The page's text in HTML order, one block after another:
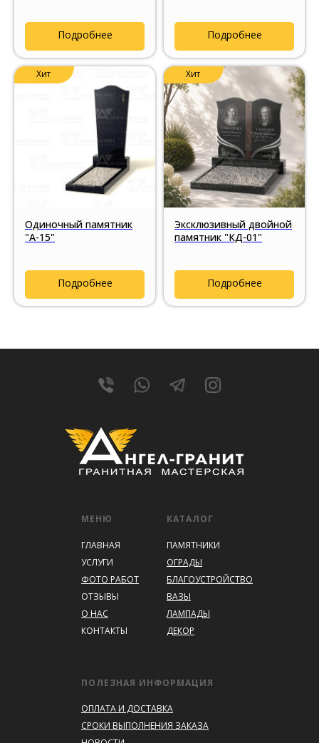
Подробнее Подробнее
Хит
Одиночный памятник
"А-15"
Подробнее
Хит
Эксклюзивный двойной
памятник "КД-01"
Подробнее
МЕНЮ
ГЛАВНАЯ
УСЛУГИ
ФОТО РАБОТ
ОТЗЫВЫ
О НАС
КОНТАКТЫ
КАТАЛОГ
ПАМЯТНИКИ
ОГРАДЫ
БЛАГОУСТРОЙСТВО
ВАЗЫ
ЛАМПАДЫ
ДЕКОР
ПОЛЕЗНАЯ ИНФОРМАЦИЯ
ОПЛАТА И ДОСТАВКА
СРОКИ ВЫПОЛНЕНИЯ ЗАКАЗА